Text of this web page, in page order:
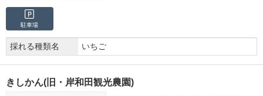
駐車場
採れる種類名 いちご
きしかん(旧・岸和田観光農園)